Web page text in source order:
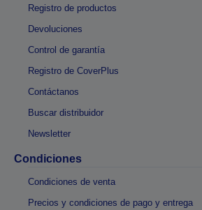
Registro de productos
Devoluciones
Control de garantía
Registro de CoverPlus
Contáctanos
Buscar distribuidor
Newsletter
Condiciones
Condiciones de venta
Precios y condiciones de pago y entrega